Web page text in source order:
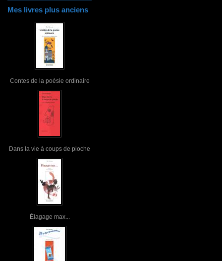
Mes livres plus anciens
Contes de la poésie ordinaire
Dans la vie à coups de pioche
Élagage max...